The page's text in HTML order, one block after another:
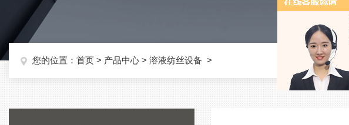
您的位置： 首页 > 产品中心 > 溶液纺丝设备 >